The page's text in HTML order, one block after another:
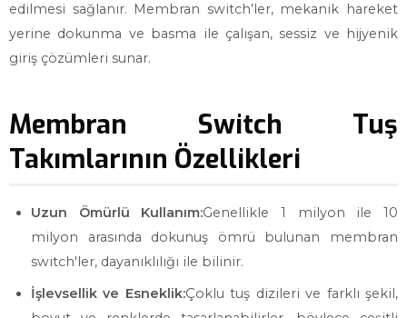
edilmesi sağlanır. Membran switch’ler, mekanik hareket
yerine dokunma ve basma ile çalışan, sessiz ve hijyenik
giriş çözümleri sunar.
Membran Switch Tuş
Takımlarının Özellikleri
Uzun Ömürlü Kullanım:Genellikle 1 milyon ile 10
milyon arasında dokunuş ömrü bulunan membran
switch'ler, dayanıklılığı ile bilinir.
İşlevsellik ve Esneklik:Çoklu tuş dizileri ve farklı şekil,